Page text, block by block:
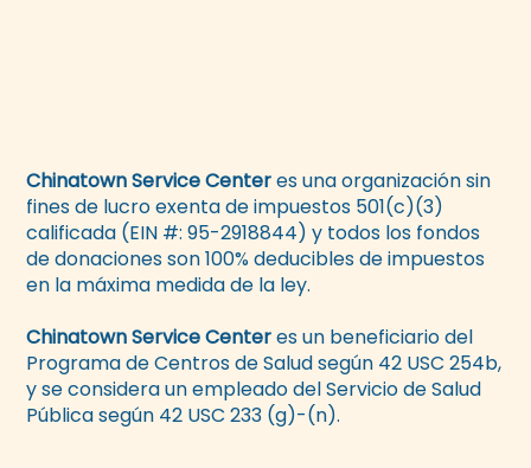
Chinatown Service Centeres una organización sin
fines de lucro exenta de impuestos 501(c)(3)
calificada (EIN #: 95-2918844) y todos los fondos
de donaciones son 100% deducibles de impuestos
en la máxima medida de la ley.
Chinatown Service Centeres un beneficiario del
Programa de Centros de Salud según 42 USC 254b,
y se considera un empleado del Servicio de Salud
Pública según 42 USC 233 (g)-(n).